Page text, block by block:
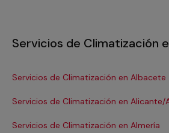
Servicios de Climatización
Servicios de Climatización en Albacete
Servicios de Climatización en Alicante/
Servicios de Climatización en Almería